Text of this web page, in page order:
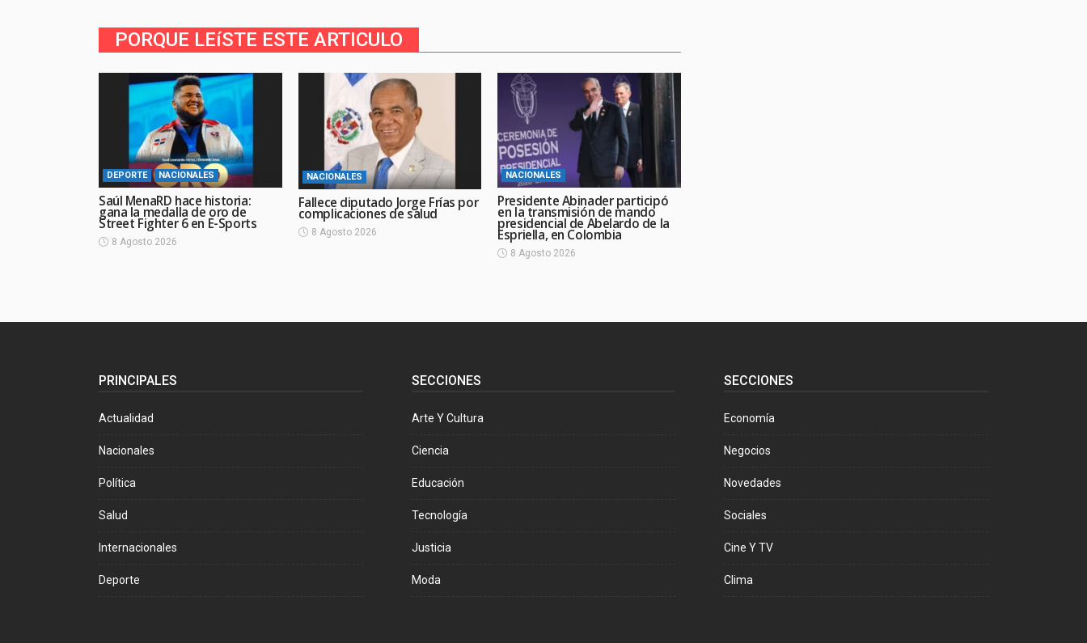
PORQUE LEíSTE ESTE ARTICULO
DEPORTE NACIONALES
Saúl MenaRD hace historia:
gana la medalla de oro de
Street Fighter 6 en E-Sports
8 Agosto 2026
NACIONALES
Fallece diputado Jorge Frías por
complicaciones de salud
8 Agosto 2026
NACIONALES
Presidente Abinader participó
en la transmisión de mando
presidencial de Abelardo de la
Espriella, en Colombia
8 Agosto 2026
PRINCIPALES
Actualidad
Nacionales
Política
Salud
Internacionales
Deporte
SECCIONES
Arte Y Cultura
Ciencia
Educación
Tecnología
Justicia
Moda
SECCIONES
Economía
Negocios
Novedades
Sociales
Cine Y TV
Clima